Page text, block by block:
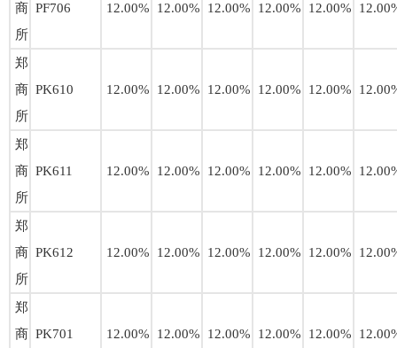
商
所
PF706 12.00% 12.00% 12.00% 12.00% 12.00%
郑
商
所
PK610 12.00% 12.00% 12.00% 12.00% 12.00%
郑
商
所
PK611 12.00% 12.00% 12.00% 12.00% 12.00%
郑
商
所
PK612 12.00% 12.00% 12.00% 12.00% 12.00%
郑
商 PK701 12.00% 12.00% 12.00% 12.00% 12.00%